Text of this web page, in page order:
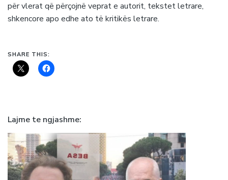
për vlerat që përçojnë veprat e autorit, tekstet letrare,
shkencore apo edhe ato të kritikës letrare.
SHARE THIS:
Lajme te ngjashme